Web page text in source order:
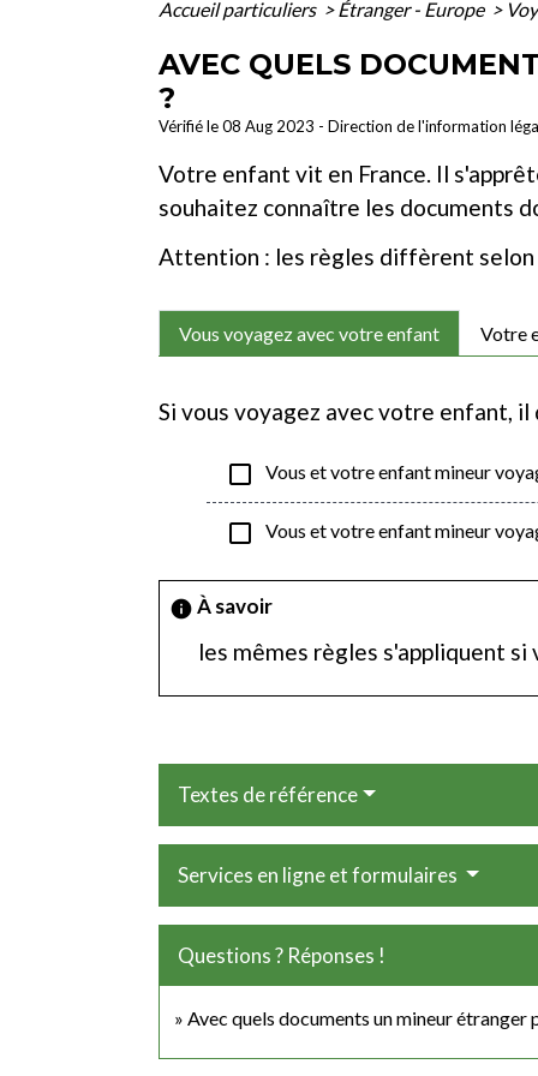
Accueil particuliers > Étranger - Europe >
AVEC QUELS
?
Vérifié le 08 Aug 2023 - Direction de l'information
Votre enfant vit en France. Il
souhaitez connaître les documents
Attention : les règles diffèrent selon
Vous voyagez avec votre enfant Votre
Si vous voyagez avec votre enfant,
check_box_outline_blank Vous et votre enfant mineur
check_box_outline_blank Vous et votre enfant mineur
info À savoir
les mêmes règles s'appliquent
Textes de référence
Services en ligne et formulaires
Questions ? Réponses !
Avec quels documents un mineur étranger